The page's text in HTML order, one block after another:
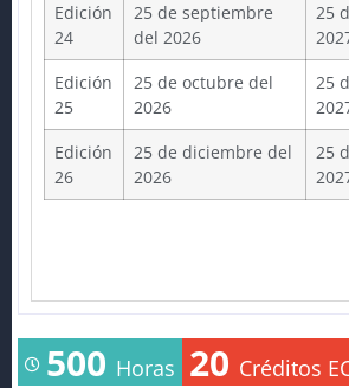
Edición
24
25 de septiembre
del 2026
25
Edición
25
25 de octubre del
2026
25
Edición
26
25 de diciembre del
2026
25
500 Horas 20 Créditos